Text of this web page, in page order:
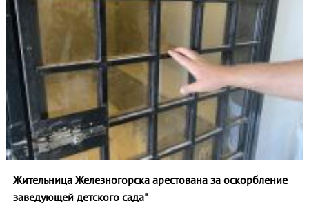
Жительница Железногорска арестована за оскорбление
заведующей детского сада"